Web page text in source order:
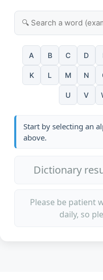
A B C D
K L M N
U V
Start by selecting an
above.
Dictionary
Please be patient
daily, so